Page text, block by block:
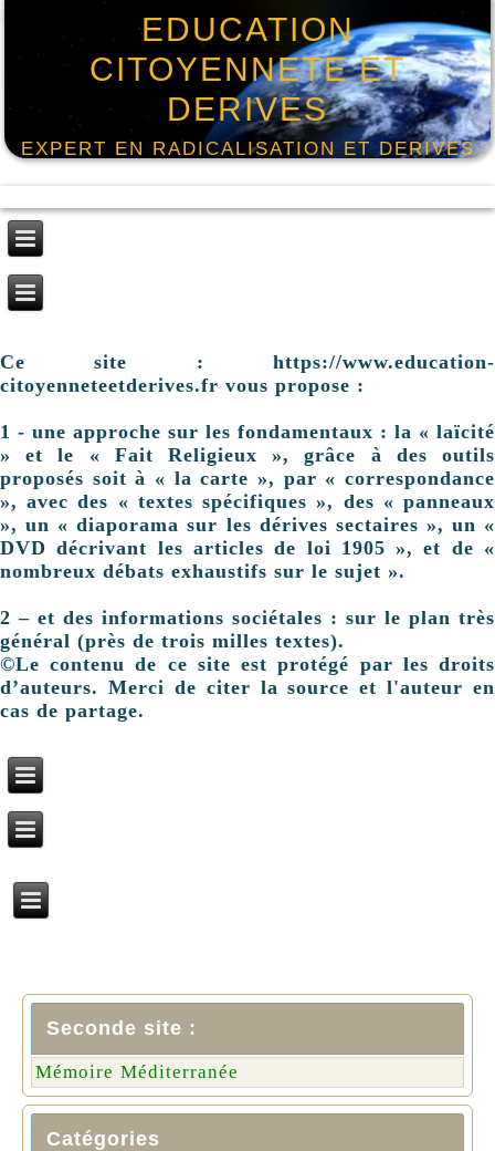
EDUCATION
CITOYENNETE ET
DERIVES
EXPERT EN RADICALISATION ET DERIVES
Ce site : https://www.education-
citoyenneteetderives.fr vous propose :
1 - une approche sur les fondamentaux : la « laïcité
» et le « Fait Religieux », grâce à des outils
proposés soit à « la carte », par « correspondance
», avec des « textes spécifiques », des « panneaux
», un « diaporama sur les dérives sectaires », un «
DVD décrivant les articles de loi 1905 », et de «
nombreux débats exhaustifs sur le sujet ».
2 – et des informations sociétales : sur le plan très
général (près de trois milles textes).
©Le contenu de ce site est protégé par les droits
d’auteurs. Merci de citer la source et l'auteur en
cas de partage.
Seconde site :
Mémoire Méditerranée
Catégories